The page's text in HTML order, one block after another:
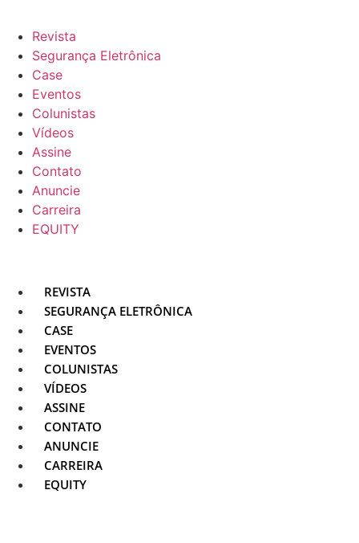
Revista
Segurança Eletrônica
Case
Eventos
Colunistas
Vídeos
Assine
Contato
Anuncie
Carreira
EQUITY
REVISTA
SEGURANÇA ELETRÔNICA
CASE
EVENTOS
COLUNISTAS
VÍDEOS
ASSINE
CONTATO
ANUNCIE
CARREIRA
EQUITY